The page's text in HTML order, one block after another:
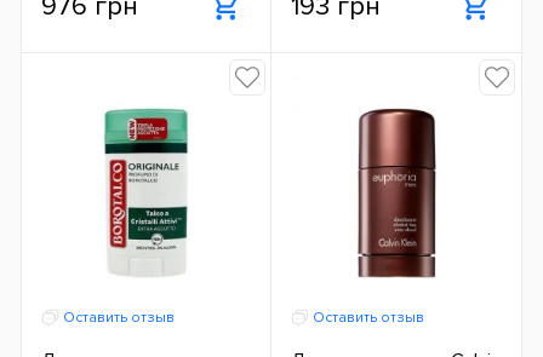
976 грн 193 грн
Оставить отзыв Оставить отзыв